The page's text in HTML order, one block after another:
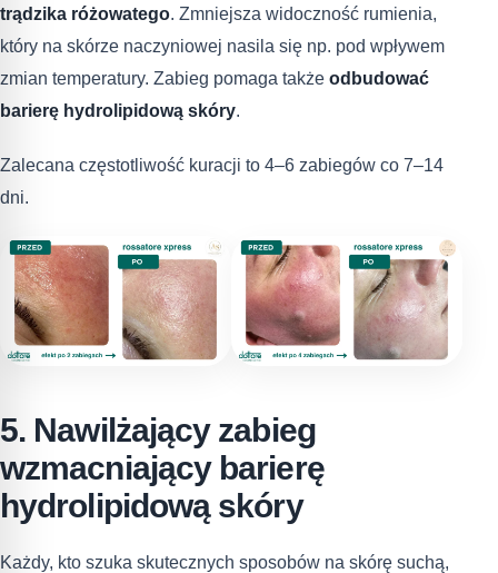
trądzika różowatego. Zmniejsza widoczność rumienia,
który na skórze naczyniowej nasila się np. pod wpływem
zmian temperatury. Zabieg pomaga także odbudować
barierę hydrolipidową skóry.
Zalecana częstotliwość kuracji to 4–6 zabiegów co 7–14
dni.
5. Nawilżający zabieg
wzmacniający barierę
hydrolipidową skóry
Każdy, kto szuka skutecznych sposobów na skórę suchą,